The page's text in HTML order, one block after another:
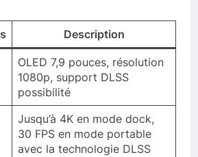
Description
OLED 7,9 pouces, résolution
1080p, support DLSS
possibilité
Jusqu’à 4K en mode dock,
30 FPS en mode portable
avec la technologie DLSS